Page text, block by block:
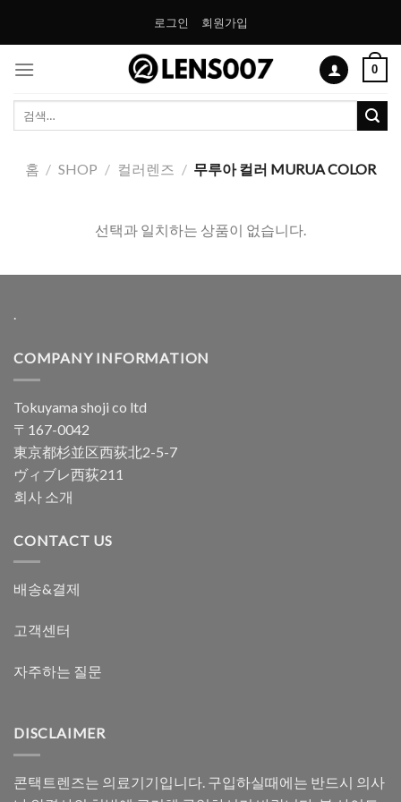
로그인 회원가입
0
색:
홈 / SHOP / 컬러렌즈 / 무루아 컬러 MURUA COLOR
선택과 일치하는 상품이 없습니다.
.
COMPANY INFORMATION
Tokuyama shoji co ltd
〒167-0042
東京都杉並区西荻北2-5-7
ヴィブレ西荻211
회사 소개
CONTACT US
배송&결제
고객센터
자주하는 질문
DISCLAIMER
콘택트렌즈는 의료기기입니다. 구입하실때에는 반드시 의사